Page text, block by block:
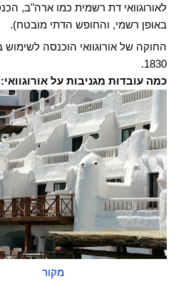
לאורוגוואי דת רשמית כמו ארה"ב,
באופן רשמי, והחופש הדתי מובטח).
1830.
כמה עובדות מגניבות על אורוגוואי:
מקור